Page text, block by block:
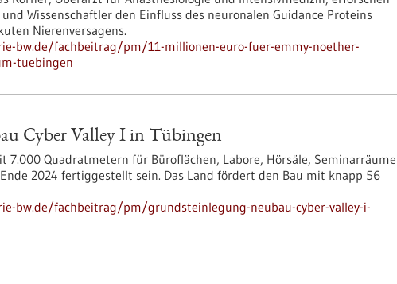
Wissenschaftler den Einfluss des neuronalen Guidance Proteins
Nierenversagens.
bw.de/fachbeitrag/pm/11-millionen-euro-fuer-emmy-noether-
tuebingen
Cyber Valley I in Tübingen
7.000 Quadratmetern für Büroflächen, Labore, Hörsäle, Seminarräume
2024 fertiggestellt sein. Das Land fördert den Bau mit knapp 56
bw.de/fachbeitrag/pm/grundsteinlegung-neubau-cyber-valley-i-